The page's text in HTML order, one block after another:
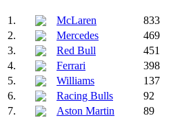
1. McLaren
833
2.
Mercedes
469
3.
Red Bull
451
4.
Ferrari
398
5.
Williams
137
6.
Racing Bulls
92
7.
Aston Martin
89